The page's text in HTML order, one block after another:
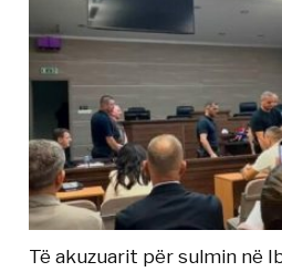
Të akuzuarit për sulmin në